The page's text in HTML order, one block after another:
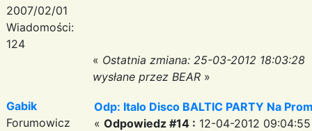
2007/02/01
Wiadomości:
124
« Ostatnia zmiana: 25-03-2012 18:03:28
wysłane przez BEAR »
Gabik
Forumowicz
Odp: Italo Disco BALTIC PARTY Na
« Odpowiedz #14 : 12-04-2012